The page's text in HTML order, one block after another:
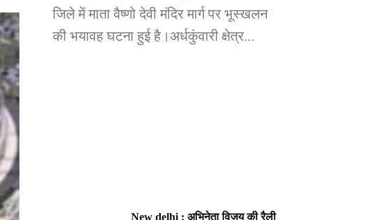
जिले में माता वैष्णो देवी मंदिर मार्ग पर भूस्खलन
की भयावह घटना हुई है।अर्धकुंवारी क्षेत्र...
New delhi : अभिनेता विजय की रैली